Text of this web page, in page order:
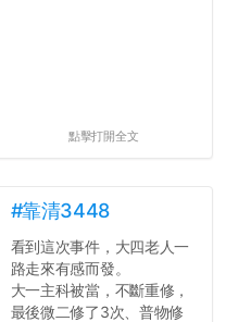
點擊打開全文
#靠清3448
看到這次事件，大四老人一
路走來有感而發。
大一主科被當，不斷重修，
最後微二修了3次、普物修